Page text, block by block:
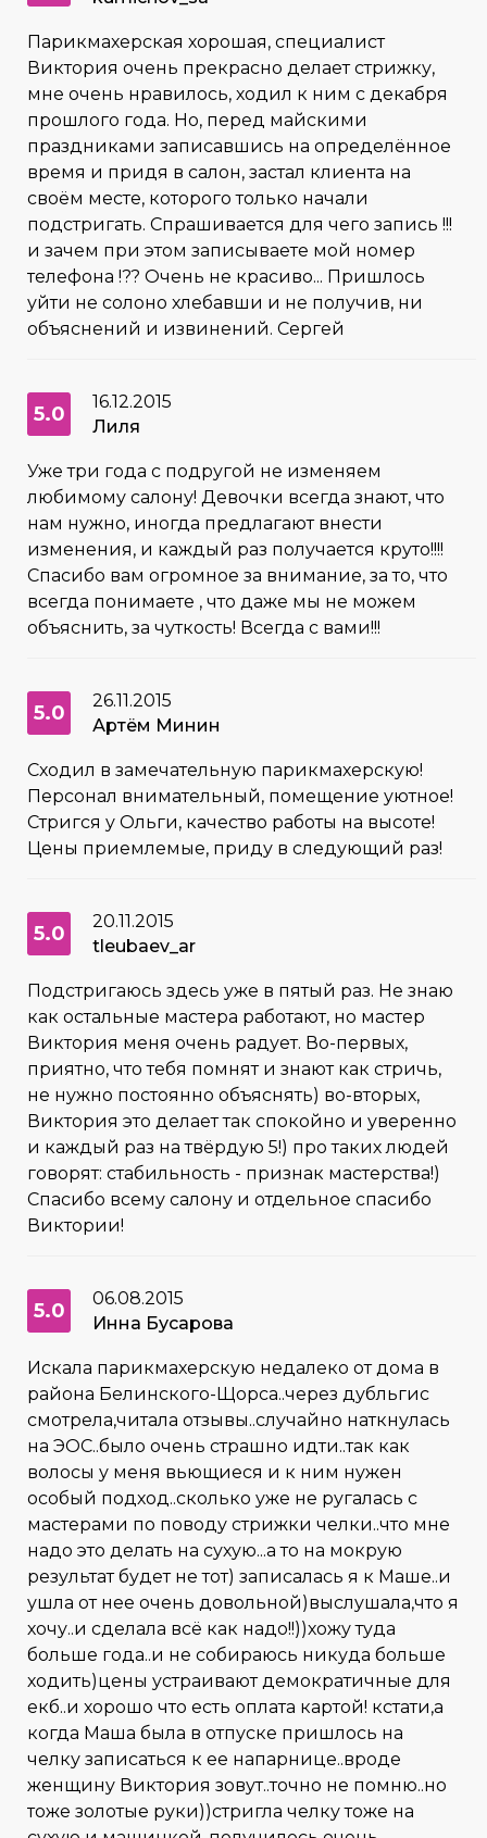
Парикмахерская хорошая, специалист
Виктория очень прекрасно делает стрижку,
мне очень нравилось, ходил к ним с декабря
прошлого года. Но, перед майскими
праздниками записавшись на определённое
время и придя в салон, застал клиента на
своём месте, которого только начали
подстригать. Спрашивается для чего запись !!!
и зачем при этом записываете мой номер
телефона !?? Очень не красиво... Пришлось
уйти не солоно хлебавши и не получив, ни
объяснений и извинений. Сергей
5.0
16.12.2015
Лиля
Уже три года с подругой не изменяем
любимому салону! Девочки всегда знают, что
нам нужно, иногда предлагают внести
изменения, и каждый раз получается круто!!!!
Спасибо вам огромное за внимание, за то, что
всегда понимаете , что даже мы не можем
объяснить, за чуткость! Всегда с вами!!!
5.0
26.11.2015
Артём Минин
Сходил в замечательную парикмахерскую!
Персонал внимательный, помещение уютное!
Стригся у Ольги, качество работы на высоте!
Цены приемлемые, приду в следующий раз!
5.0
20.11.2015
tleubaev_ar
Подстригаюсь здесь уже в пятый раз. Не знаю
как остальные мастера работают, но мастер
Виктория меня очень радует. Во-первых,
приятно, что тебя помнят и знают как стричь,
не нужно постоянно объяснять) во-вторых,
Виктория это делает так спокойно и уверенно
и каждый раз на твёрдую 5!) про таких людей
говорят: стабильность - признак мастерства!)
Спасибо всему салону и отдельное спасибо
Виктории!
5.0
06.08.2015
Инна Бусарова
Искала парикмахерскую недалеко от дома в
района Белинского-Щорса..через дубльгис
смотрела,читала отзывы..случайно наткнулась
на ЭОС..было очень страшно идти..так как
волосы у меня вьющиеся и к ним нужен
особый подход..сколько уже не ругалась с
мастерами по поводу стрижки челки..что мне
надо это делать на сухую...а то на мокрую
результат будет не тот) записалась я к Маше..и
ушла от нее очень довольной)выслушала,что я
хочу..и сделала всё как надо!!))хожу туда
больше года..и не собираюсь никуда больше
ходить)цены устраивают демократичные для
екб..и хорошо что есть оплата картой! кстати,а
когда Маша была в отпуске пришлось на
челку записаться к ее напарнице..вроде
женщину Виктория зовут..точно не помню..но
тоже золотые руки))стригла челку тоже на